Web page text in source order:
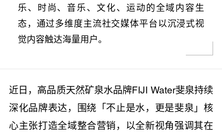
乐、时尚、音乐、文化、运动的全域内容生
态，通过多维度主流社交媒体平台以沉浸式视
觉内容触达海量用户。
近日，高品质天然矿泉水品牌FIJI Water斐泉持续
深化品牌表达，围绕「不止是水，更是斐泉」核
心主张打造全域整合营销，以全新视角强调其在